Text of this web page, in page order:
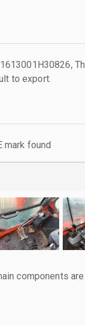
to export.
mark found
components